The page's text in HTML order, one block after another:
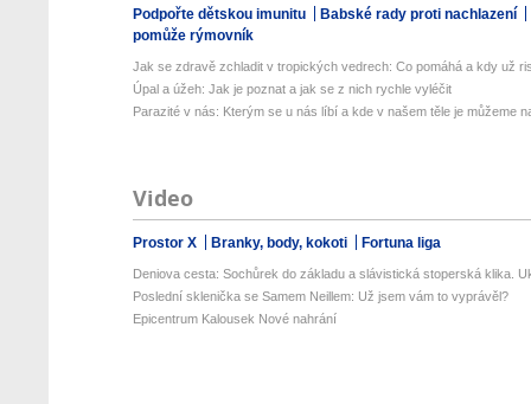
Podpořte dětskou imunitu
Babské rady proti nachlazení
pomůže rýmovník
Jak se zdravě zchladit v tropických vedrech: Co pomáhá a kdy už
Úpal a úžeh: Jak je poznat a jak se z nich rychle vyléčit
Parazité v nás: Kterým se u nás líbí a kde v našem těle je můžeme
Video
Prostor X Branky, body, kokoti Fortuna liga
Deniova cesta: Sochůrek do základu a slávistická stoperská klika.
Poslední sklenička se Samem Neillem: Už jsem vám to vyprávěl?
Epicentrum Kalousek Nové nahrání